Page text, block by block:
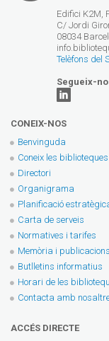
Edifici K2M,
C/ Jordi
08034
Telèfons del
Segueix-
CONEIX-NOS
Benvinguda
Coneix les biblioteques
Directori
Organigrama
Planificació
Carta de serveis
Normatives i tarifes
Memòria i publicacions
Butlletins informatius
Horari de les
Contacta amb
ACCÉS DIRECTE